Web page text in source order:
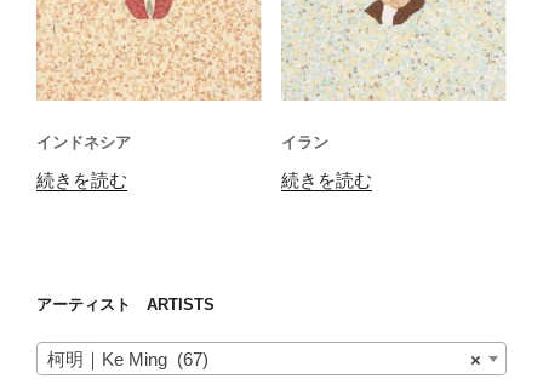
インドネシア
続きを読む
イラン
続きを読む
アーティスト ARTISTS
×
柯明｜Ke Ming (67)